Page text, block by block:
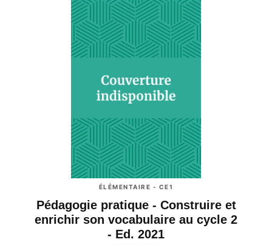
ÉLÉMENTAIRE - CE1
Pédagogie pratique - Construire et
enrichir son vocabulaire au cycle 2
- Ed. 2021